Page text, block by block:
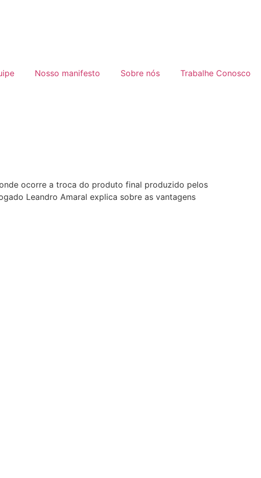
Nosso manifesto Sobre nós Trabalhe Conosco
ocorre a troca do produto final produzido pelos
Leandro Amaral explica sobre as vantagens